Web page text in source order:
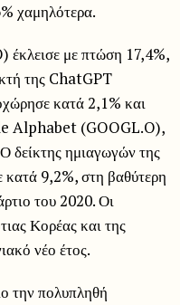
χαμηλότερα.
με πτώση 17,4%,
της ChatGPT
κατά 2,1% και
Alphabet (GOOGL.O),
δείκτης ημιαγωγών της
κατά 9,2%, στη βαθύτερη
του 2020. Οι
Κορέας και της
νέο έτος.
την πολυπληθή